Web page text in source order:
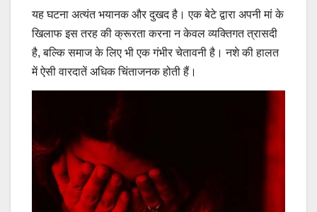
यह घटना अत्यंत भयानक और दुखद है। एक बेटे द्वारा अपनी मां के
खिलाफ इस तरह की क्रूरता करना न केवल व्यक्तिगत त्रासदी
है, बल्कि समाज के लिए भी एक गंभीर चेतावनी है। नशे की हालत
में ऐसी वारदातें अधिक चिंताजनक होती हैं।